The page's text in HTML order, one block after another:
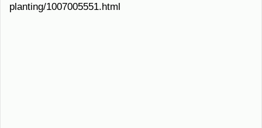
planting/1007005551.html